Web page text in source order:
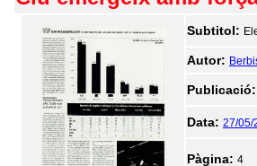
Subtitol:
Autor:
Publicació:
Data: 27/05/
Pàgina: 4